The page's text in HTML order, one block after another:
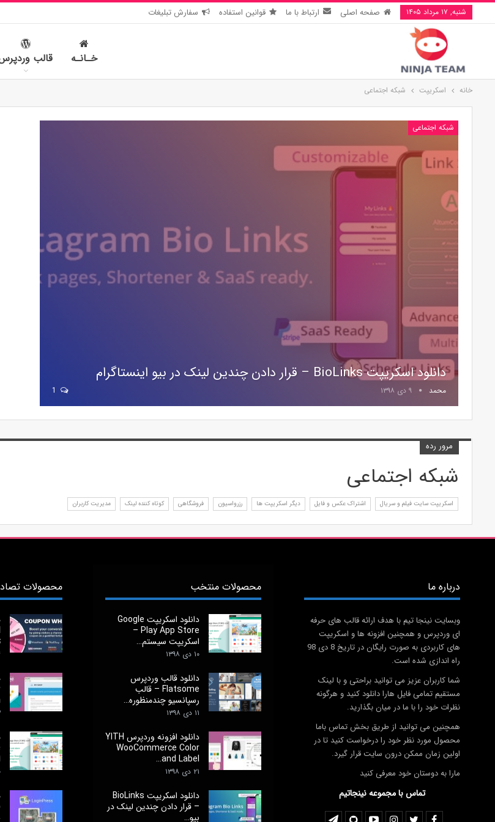
شنبه, ۱۷ مرداد ۱۴۰۵ صفحه اصلی ارتباط با ما قوانین استفاده سفارش تبلیغات
خـانـه قالب
خانه اسکریپت شبکه اجتماعی
شبکه اجتماعی
دانلود اسکریپت BioLinks – قرار دادن چندین لینک در بیو اینستاگرام
محمد ۹ دی ۱۳۹۸
مرور رده
شبکه اجتماعی
اسکریپت سایت فیلم و سریال اشتراک عکس و فایل دیگر اسکریپت ها رزرواسیون فروشگاهی کوتاه کننده لینک مدیریت کاربران
درباره ما
وبسایت نینجا تیم با هدف ارائه قالب های حرفه
ای وردپرس و همچنین افزونه ها و اسکریپت
های کاربردی به صورت رایگان در تاریخ 8 دی 98
راه اندازی شده است.
شما کاربران عزیز می توانید براحتی و با لینک
مستقیم تمامی فایل هارا دانلود کنید و هرگونه
نظرات خود را با ما در میان بگذارید.
همچنین می توانید از طریق بخش تماس باما
محصول مورد نظر خود را درخواست کنید تا در
اولین زمان ممکن درون سایت قرار گیرد.
مارا به دوستان خود معرفی کنید
تماس با مجموعه نینجاتیم
محصولات منتخب
دانلود اسکریپت Google
Play App Store –
اسکریپت سیستم…
۱۰ دی ۱۳۹۸
دانلود قالب وردپرس
Flatsome – قالب
رسپانسیو چندمنظوره…
۱۱ دی ۱۳۹۸
دانلود افزونه وردپرس YITH
WooCommerce Color
and Label…
۲۱ دی ۱۳۹۸
دانلود اسکریپت BioLinks
– قرار دادن چندین لینک در
بیو…
محصولات
۴
۳